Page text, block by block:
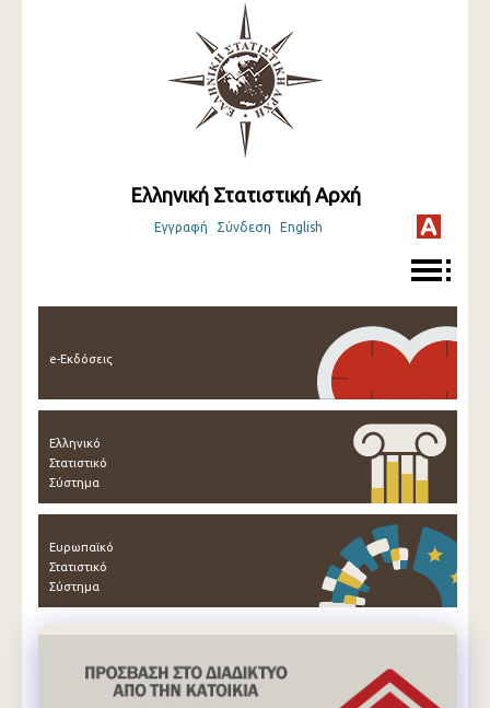
Ελληνική Στατιστική Αρχή
Εγγραφή Σύνδεση English
e-Εκδόσεις
Ελληνικό
Στατιστικό
Σύστημα
Ευρωπαϊκό
Στατιστικό
Σύστημα